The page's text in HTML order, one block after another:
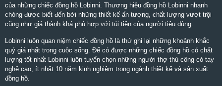
của những chiếc đồng hồ Lobinni. Thương hiệu đồng hồ Lobinni nhanh
chóng được biết đến bởi những thiết kế ấn tượng, chất lượng vượt trội
cũng như giá thành khá phù hợp với túi tiền của người tiêu dùng.
Lobinni luôn quan niệm chiếc đồng hồ là thứ ghi lại những khoảnh khắc
quý giá nhất trong cuộc sống. Để có được những chiếc đồng hồ có chất
lượng tốt nhất Lobinni luôn tuyển chọn những người thợ thủ công có tay
nghề cao, ít nhất 10 năm kinh nghiệm trong ngành thiết kế và sản xuất
đồng hồ.